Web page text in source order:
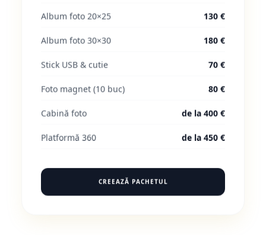
Album foto 20×25 130 €
Album foto 30×30 180 €
Stick USB & cutie 70 €
Foto magnet (10 buc) 80 €
Cabină foto de la 400 €
Platformă 360 de la 450 €
CREEAZĂ PACHETUL